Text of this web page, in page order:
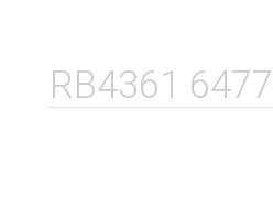
RB4361